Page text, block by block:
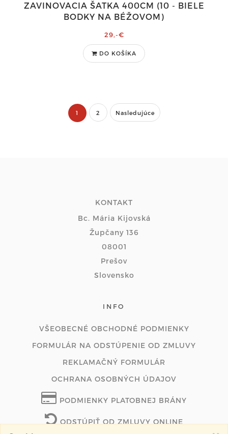
ZAVINOVACIA ŠATKA 400CM (10 - BIELE
BODKY NA BÉŽOVOM)
29,-€
DO KOŠÍKA
1 2 Nasledujúce
KONTAKT
Bc. Mária Kijovská
Župčany 136
08001
Prešov
Slovensko
INFO
VŠEOBECNÉ OBCHODNÉ PODMIENKY
FORMULÁR NA ODSTÚPENIE OD ZMLUVY
REKLAMAČNÝ FORMULÁR
OCHRANA OSOBNÝCH ÚDAJOV
PODMIENKY PLATOBNEJ BRÁNY
ODSTÚPIŤ OD ZMLUVY ONLINE